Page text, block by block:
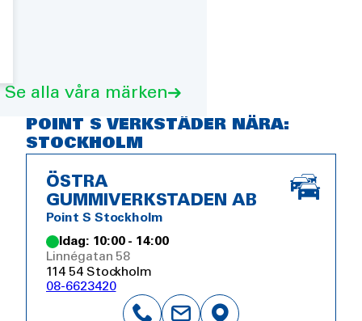
Se alla våra märken
POINT S VERKSTÄDER NÄRA:
STOCKHOLM
ÖSTRA
GUMMIVERKSTADEN AB
Point S Stockholm
Idag: 10:00 - 14:00
Linnégatan 58
114 54 Stockholm
08-6623420